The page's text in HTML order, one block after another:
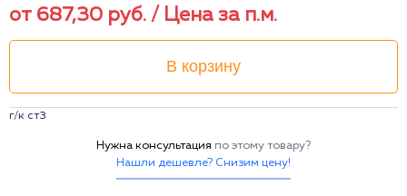
от 687,30 руб. / Цена за п.м.
В корзину
г/к ст3
Нужна консультация по этому товару?
Нашли дешевле? Снизим цену!